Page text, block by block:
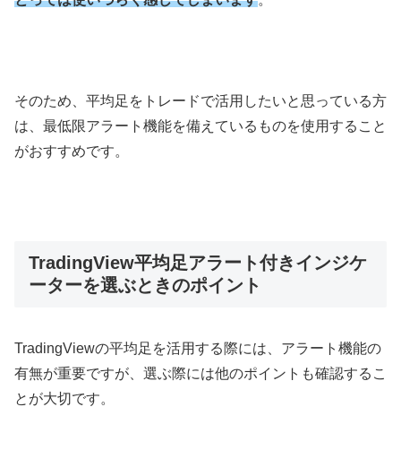
そのため、平均足をトレードで活用したいと思っている方
は、最低限アラート機能を備えているものを使用すること
がおすすめです。
TradingView平均足アラート付きインジケ
ーターを選ぶときのポイント
TradingViewの平均足を活用する際には、アラート機能の
有無が重要ですが、選ぶ際には他のポイントも確認するこ
とが大切です。